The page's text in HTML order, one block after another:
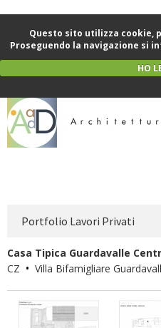
Questo sito utilizza cookie,
Proseguendo la navigazione si
HO
Portfolio Lavori Privati
Casa Tipica Guardavalle
CZ • Villa Bifamigliare